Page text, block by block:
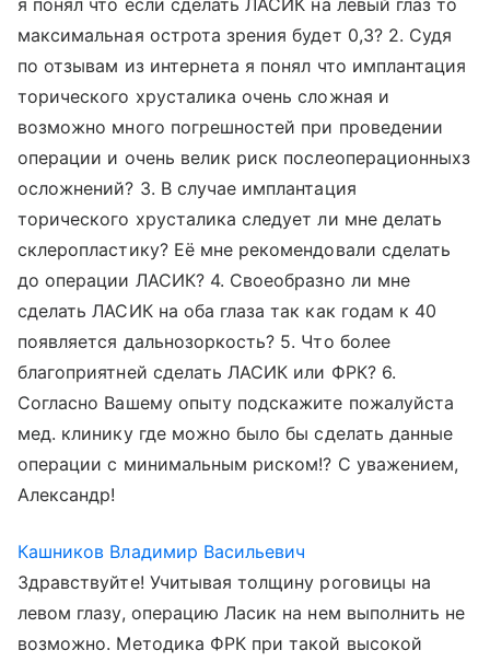
я понял что если сделать ЛАСИК на левый глаз то
максимальная острота зрения будет 0,3? 2. Судя
по отзывам из интернета я понял что имплантация
торического хрусталика очень сложная и
возможно много погрешностей при проведении
операции и очень велик риск послеоперационныхз
осложнений? 3. В случае имплантация
торического хрусталика следует ли мне делать
склеропластику? Её мне рекомендовали сделать
до операции ЛАСИК? 4. Своеобразно ли мне
сделать ЛАСИК на оба глаза так как годам к 40
появляется дальнозоркость? 5. Что более
благоприятней сделать ЛАСИК или ФРК? 6.
Согласно Вашему опыту подскажите пожалуйста
мед. клинику где можно было бы сделать данные
операции с минимальным риском!? С уважением,
Александр!
Кашников Владимир Васильевич
Здравствуйте! Учитывая толщину роговицы на
левом глазу, операцию Ласик на нем выполнить не
возможно. Методика ФРК при такой высокой